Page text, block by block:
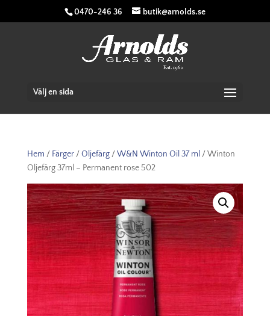
0470-246 36 butik@arnolds.se
Välj en sida
Hem / Färger/Oljefärg/W&N Winton Oil 37 ml / Winton
Oljefärg 37ml – Permanent rose 502